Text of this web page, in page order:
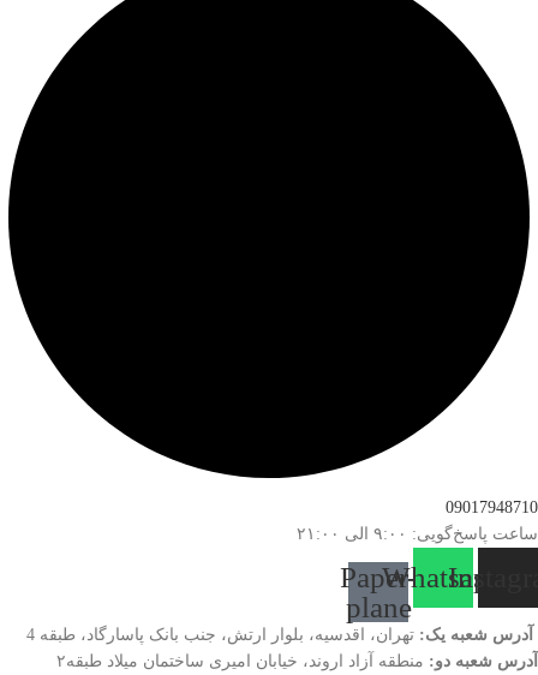
09017948710
ساعت پاسخ‌گویی: ۹:۰۰ الی ۲۱:۰۰
Whatsapp
Paper-
plane
آدرس شعبه یک: تهران، اقدسیه، بلوار ارتش، جنب بانک پاسارگاد، طبقه 4
آدرس شعبه دو: منطقه آزاد اروند، خیابان امیری ساختمان میلاد طبقه۲